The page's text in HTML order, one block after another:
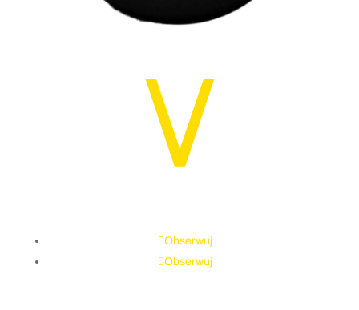
Obserwuj
Obserwuj